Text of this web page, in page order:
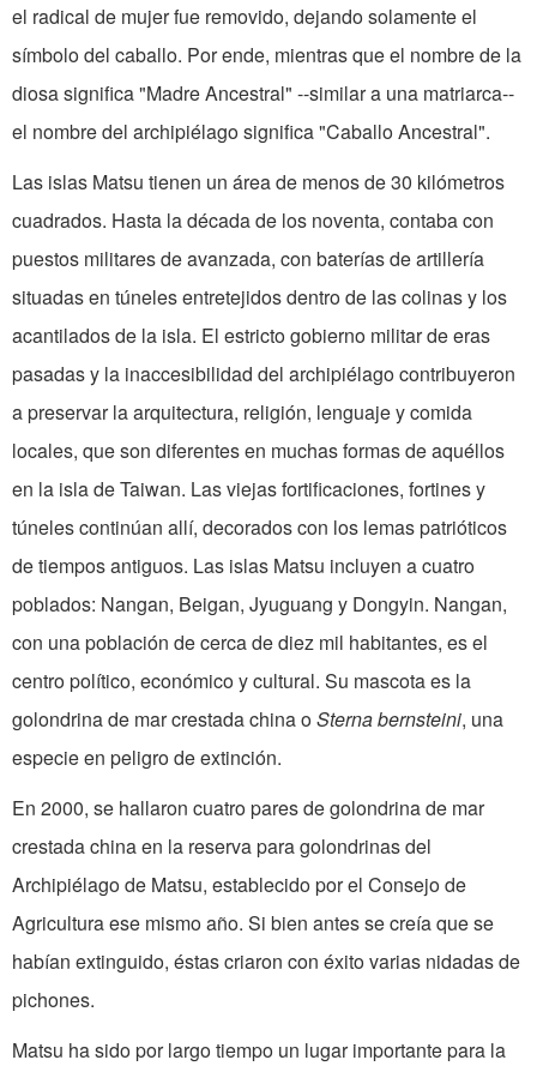
el radical de mujer fue removido, dejando solamente el
símbolo del caballo. Por ende, mientras que el nombre de la
diosa significa "Madre Ancestral" --similar a una matriarca--
el nombre del archipiélago significa "Caballo Ancestral".
Las islas Matsu tienen un área de menos de 30 kilómetros
cuadrados. Hasta la década de los noventa, contaba con
puestos militares de avanzada, con baterías de artillería
situadas en túneles entretejidos dentro de las colinas y los
acantilados de la isla. El estricto gobierno militar de eras
pasadas y la inaccesibilidad del archipiélago contribuyeron
a preservar la arquitectura, religión, lenguaje y comida
locales, que son diferentes en muchas formas de aquéllos
en la isla de Taiwan. Las viejas fortificaciones, fortines y
túneles continúan allí, decorados con los lemas patrióticos
de tiempos antiguos. Las islas Matsu incluyen a cuatro
poblados: Nangan, Beigan, Jyuguang y Dongyin. Nangan,
con una población de cerca de diez mil habitantes, es el
centro político, económico y cultural. Su mascota es la
golondrina de mar crestada china oSterna bernsteini, una
especie en peligro de extinción.
En 2000, se hallaron cuatro pares de golondrina de mar
crestada china en la reserva para golondrinas del
Archipiélago de Matsu, establecido por el Consejo de
Agricultura ese mismo año. Si bien antes se creía que se
habían extinguido, éstas criaron con éxito varias nidadas de
pichones.
Matsu ha sido por largo tiempo un lugar importante para la